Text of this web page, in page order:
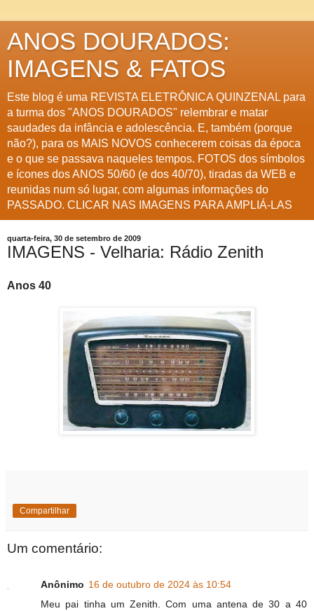
ANOS DOURADOS:
IMAGENS & FATOS
Este blog é uma REVISTA ELETRÔNICA QUINZENAL para
a turma dos "ANOS DOURADOS" relembrar e matar
saudades da infância e adolescência. E, também (porque
não?), para os MAIS NOVOS conhecerem coisas da época
e o que se passava naqueles tempos. FOTOS dos símbolos
e ícones dos ANOS 50/60 (e dos 40/70), tiradas da WEB e
reunidas num só lugar, com algumas informações do
PASSADO. CLICAR NAS IMAGENS PARA AMPLIÁ-LAS
quarta-feira, 30 de setembro de 2009
IMAGENS - Velharia: Rádio Zenith
Anos 40
Compartilhar
Um comentário:
Anônimo 16 de outubro de 2024 às 10:54
Meu pai tinha um Zenith. Com uma antena de 30 a 40